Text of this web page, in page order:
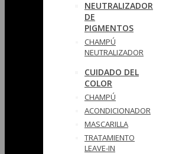
NEUTRALIZADOR
DE
PIGMENTOS
CHAMPÚ
NEUTRALIZADOR
CUIDADO DEL
COLOR
CHAMPÚ
ACONDICIONADOR
MASCARILLA
TRATAMIENTO
LEAVE-IN